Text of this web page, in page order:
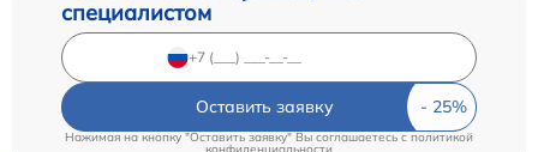
специалистом
Оставить заявку
Нажимая на кнопку "Оставить заявку" Вы соглашаетесь cполитикой